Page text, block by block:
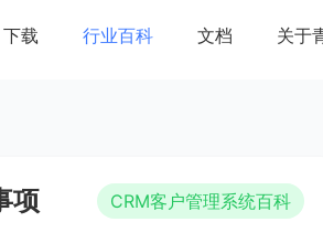
下载 行业百科 文档 关于
项 CRM客户管理系统百科